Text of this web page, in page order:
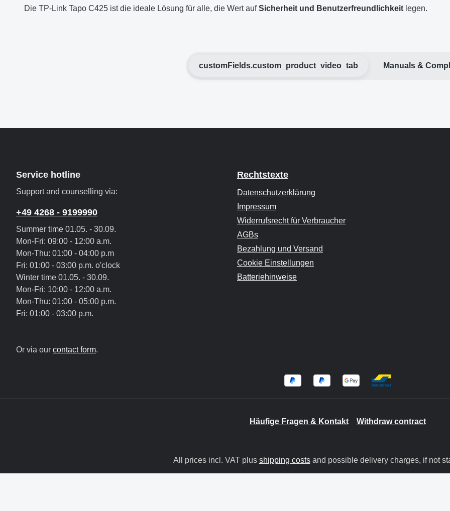
Die TP-Link Tapo C425 ist die ideale Lösung für alle, die Wert aufSicherheit und Benutzerfreundlichkeit legen.
customFields.custom_product_video_tab Manuals &
Service hotline
Support and counselling via:
+49 4268 - 9199990
Summer time 01.05. - 30.09.
Mon-Fri: 09:00 - 12:00 a.m.
Mon-Thu: 01:00 - 04:00 p.m
Fri: 01:00 - 03:00 p.m. o'clock
Winter time 01.05. - 30.09.
Mon-Fri: 10:00 - 12:00 a.m.
Mon-Thu: 01:00 - 05:00 p.m.
Fri: 01:00 - 03:00 p.m.
Or via our contact form.
Rechtstexte
Datenschutzerklärung
Impressum
Widerrufsrecht für Verbraucher
AGBs
Bezahlung und Versand
Cookie Einstellungen
Batteriehinweise
Häufige Fragen & Kontakt Withdraw contract
All prices incl. VAT plus shipping costsand possible delivery charges, if not